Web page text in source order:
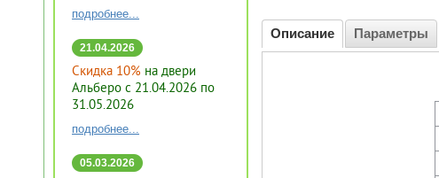
Описание Параметры
подробнее...
21.04.2026
Скидка 10% на двери
Альберо с 21.04.2026 по
31.05.2026
подробнее...
05.03.2026